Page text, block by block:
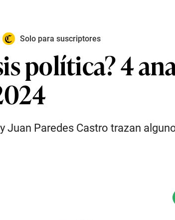
Solo para suscriptores
política? 4
Juan Paredes Castro trazan